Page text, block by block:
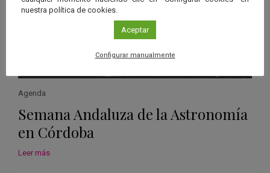
Agenda
Semana Andaluza de la Astronomía
en Córdoba
Leer más
nuestra política de cookies.
Aceptar
Configurar manualmente